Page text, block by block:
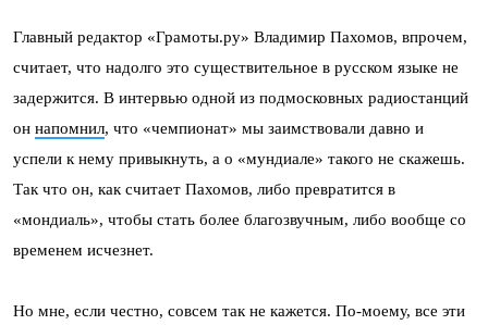
Главный редактор «Грамоты.ру» Владимир Пахомов, впрочем,
считает, что надолго это существительное в русском языке не
задержится. В интервью одной из подмосковных радиостанций
он напомнил, что «чемпионат» мы заимствовали давно и
успели к нему привыкнуть, а о «мундиале» такого не скажешь.
Так что он, как считает Пахомов, либо превратится в
«мондиаль», чтобы стать более благозвучным, либо вообще со
временем исчезнет.
Но мне, если честно, совсем так не кажется. По-моему, все эти